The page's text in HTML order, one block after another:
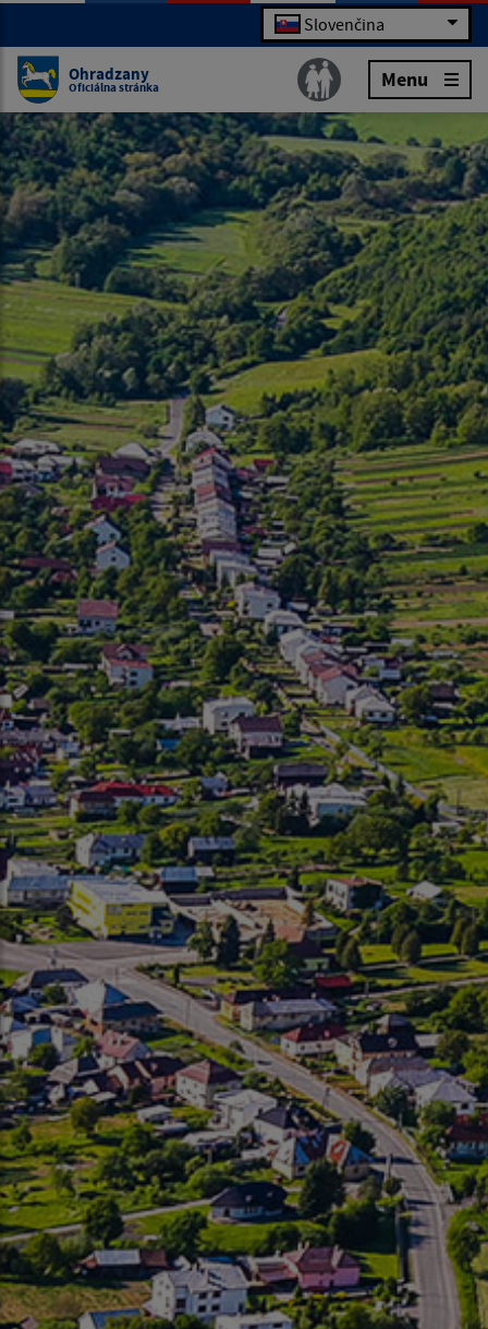
Slovenčina
Ohradzany
Oficiálna stránka Menu